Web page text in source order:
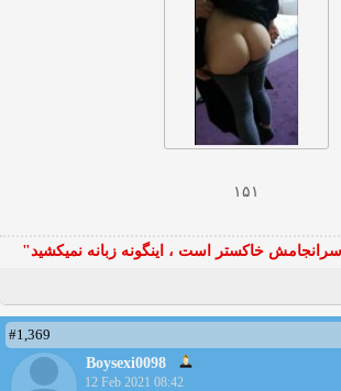
۱۵۱
خاكستر است ، اينگونه زبانه نميكشيد"
#1,369
Boysexi0098
12 Feb 2021 08:42